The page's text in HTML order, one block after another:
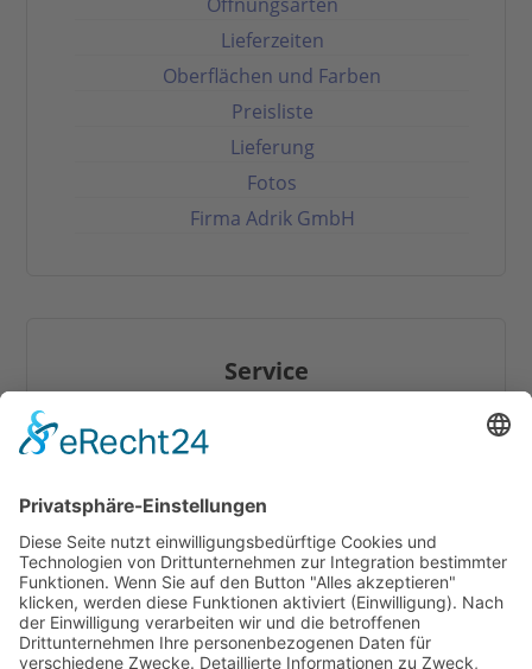
Lieferzeiten
Oberflächen und Farben
Preisliste
Lieferung
Fotos
Firma Adrik GmbH
Service
Mehr Infos zum Thema Tapetentüren
Anleitungen